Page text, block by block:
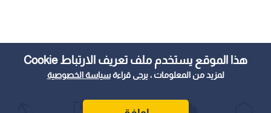
هذا الموقع يستخدم ملف تعريف الارتباط Cookie
لمزيد من المعلومات ، يرجى قراءةسياسة الخصوصية